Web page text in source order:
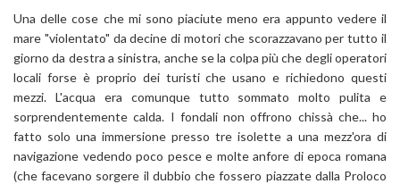
Una delle cose che mi sono piaciute meno era appunto vedere il
mare "violentato" da decine di motori che scorazzavano per tutto il
giorno da destra a sinistra, anche se la colpa più che degli operatori
locali forse è proprio dei turisti che usano e richiedono questi
mezzi. L'acqua era comunque tutto sommato molto pulita e
sorprendentemente calda. I fondali non offrono chissà che... ho
fatto solo una immersione presso tre isolette a una mezz'ora di
navigazione vedendo poco pesce e molte anfore di epoca romana
(che facevano sorgere il dubbio che fossero piazzate dalla Proloco